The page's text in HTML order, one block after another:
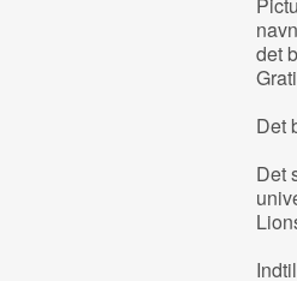
det
Det
Det